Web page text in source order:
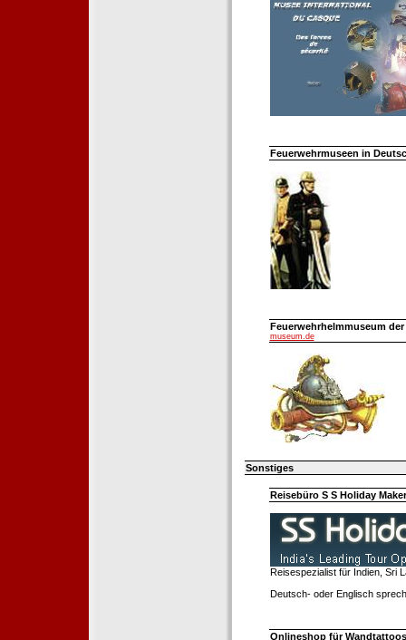
Feuerwehrmuseen in
Feuerwehrhelmmuseum
museum.de
Sonstiges
Reisebüro S S Holiday
Reisespezialist für Indien, Sri
Deutsch- oder Englisch
Onlineshop für Wandtattoos